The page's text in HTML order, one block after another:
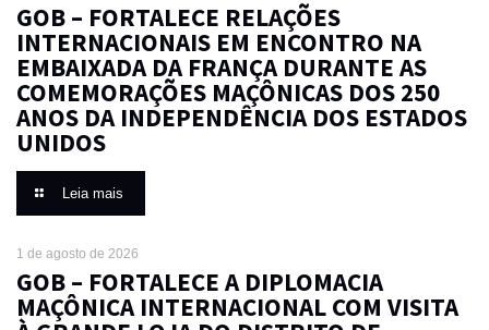
GOB – FORTALECE RELAÇÕES
INTERNACIONAIS EM ENCONTRO NA
EMBAIXADA DA FRANÇA DURANTE AS
COMEMORAÇÕES MAÇÔNICAS DOS 250
ANOS DA INDEPENDÊNCIA DOS ESTADOS
UNIDOS
Leia mais
1 de agosto de 2026
GOB – FORTALECE A DIPLOMACIA
MAÇÔNICA INTERNACIONAL COM VISITA